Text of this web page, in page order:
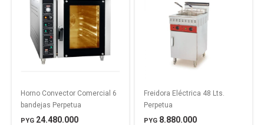
Horno Convector Comercial 6
bandejas Perpetua
PYG 24.480.000
Freidora Eléctrica 48 Lts.
Perpetua
PYG 8.880.000